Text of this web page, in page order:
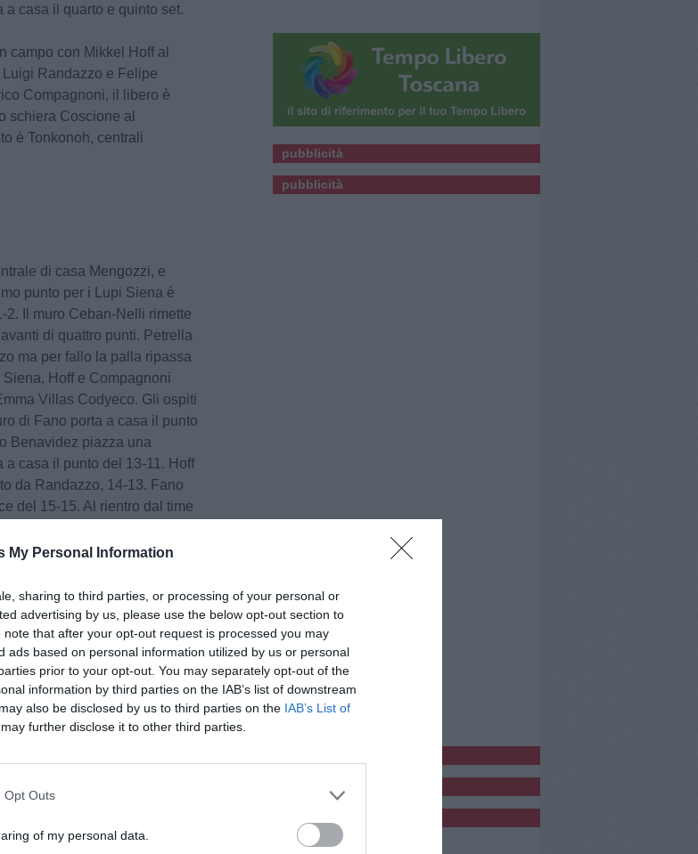
My Personal Information
sharing to third parties, or processing of your personal or
advertising by us, please use the below opt-out section to
that after your opt-out request is processed you may
ads based on personal information utilized by us or personal
prior to your opt-out. You may separately opt-out of the
information by third parties on the IAB’s list of downstream
also be disclosed by us to third parties on the IAB’s List of
further disclose it to other third parties.
Opt Outs
of my personal data.
casa il quarto e quinto set.
campo con Mikkel Hoff al
Randazzo e Felipe
Compagnoni, il libero è
schiera Coscione al
è Tonkonoh, centrali
di casa Mengozzi, e
punto per i Lupi Siena è
Il muro Ceban-Nelli rimette
di quattro punti. Petrella
ma per fallo la palla ripassa
Hoff e Compagnoni
Villas Codyeco. Gli ospiti
di Fano porta a casa il punto
Benavidez piazza una
casa il punto del 13-11. Hoff
da Randazzo, 14-13. Fano
del 15-15. Al rientro dal time
allunga con un altro ace.
nuovamente 17-17, Hoff
di Fano. Randazzo in
non perfetto dei toscani
in battuta porta il parziale 19-
ma un errore riporta avanti i
e porta la squadra al set
25-24. Di nuovo in parità con
Nelli firma un ace e il
per Lupi Siena.
il punto va al sodalizio
pubblicità
pubblicità